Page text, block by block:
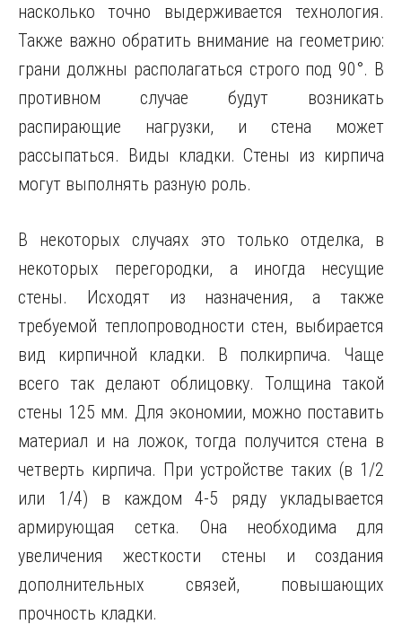
насколько точно выдерживается технология.
Также важно обратить внимание на геометрию:
грани должны располагаться строго под 90°. В
противном случае будут возникать
распирающие нагрузки, и стена может
рассыпаться. Виды кладки. Стены из кирпича
могут выполнять разную роль.
В некоторых случаях это только отделка, в
некоторых перегородки, а иногда несущие
стены. Исходят из назначения, а также
требуемой теплопроводности стен, выбирается
вид кирпичной кладки. В полкирпича. Чаще
всего так делают облицовку. Толщина такой
стены 125 мм. Для экономии, можно поставить
материал и на ложок, тогда получится стена в
четверть кирпича. При устройстве таких (в 1/2
или 1/4) в каждом 4-5 ряду укладывается
армирующая сетка. Она необходима для
увеличения жесткости стены и создания
дополнительных связей, повышающих
прочность кладки.